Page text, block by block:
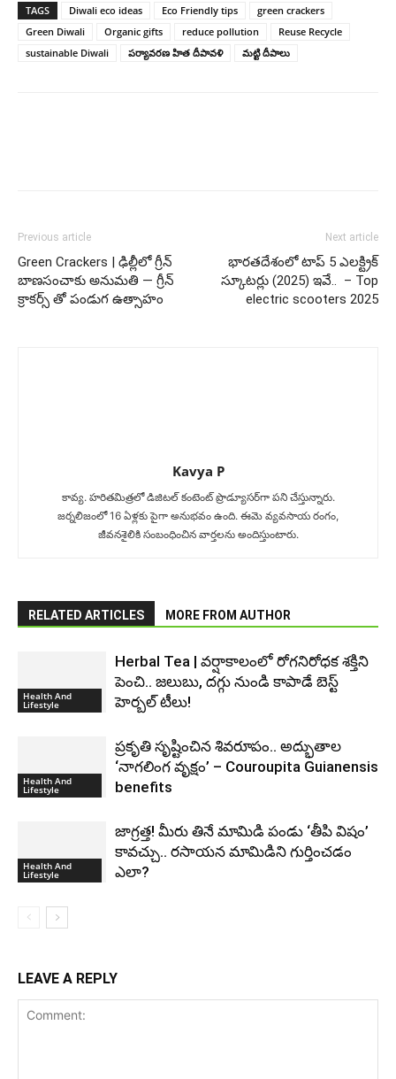
TAGS Diwali eco ideas Eco Friendly tips
green crackers
Green Diwali
Organic gifts reduce pollution
Reuse Recycle
sustainable Diwali
పర్యావరణ హిత దీపావళి మట్టి దీపాలు
Previous article
Green Crackers | ఢిల్లీలో గ్రీన్
బాణసంచాకు అనుమతి — గ్రీన్
క్రాకర్స్ తో పండుగ ఉత్సాహం
Next article
భారతదేశంలో టాప్ 5 ఎలక్ట్రిక్
స్కూటర్లు (2025) ఇవే.. ‌‌ – Top
electric scooters 2025
Kavya P
కావ్య‌. హ‌రిత‌మిత్ర‌లో డిజిటల్ కంటెంట్ ప్రొడ్యూసర్‌గా పని చేస్తున్నారు.
జ‌ర్న‌లిజంలో 16 ఏళ్ల‌కు పైగా అనుభ‌వం ఉంది. ఈమె వ్య‌వ‌సాయ రంగం,
జీవ‌న‌శైలికి సంబంధించిన వార్త‌ల‌ను అందిస్తుంటారు.
RELATED ARTICLES MORE FROM AUTHOR
Health And
Lifestyle
Herbal Tea | వర్షాకాలంలో రోగనిరోధక శక్తిని
పెంచి.. జలుబు, దగ్గు నుండి కాపాడే బెస్ట్
హెర్బల్ టీలు!
Health And
Lifestyle
ప్రకృతి సృష్టించిన శివరూపం.. అద్భుతాల
‘నాగలింగ వృక్షం’ – Couroupita Guianensis
benefits
Health And
Lifestyle
జాగ్రత్త! మీరు తినే మామిడి పండు ‘తీపి విషం’
కావచ్చు.. రసాయన మామిడిని గుర్తించడం
ఎలా?
LEAVE A REPLY